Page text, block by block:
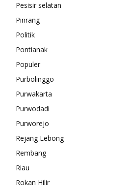
Pesisir selatan
Pinrang
Politik
Pontianak
Populer
Purbolinggo
Purwakarta
Purwodadi
Purworejo
Rejang Lebong
Rembang
Riau
Rokan Hilir